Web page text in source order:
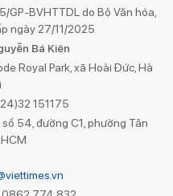
GP-BVHTTDL do Bộ Văn hóa,
ngày 27/11/2025
Bá Kiên
Royal Park, xã Hoài Đức, Hà
151175
54, đường C1, phường Tân